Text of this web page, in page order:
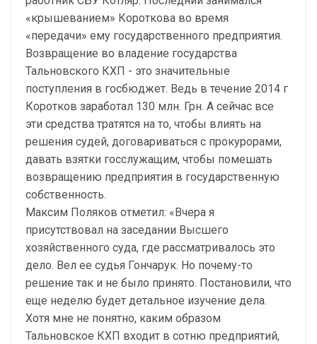
«крышеванием» Короткова во время
«передачи» ему государственного предприятия.
Возвращение во владение государства
Тальновского КХП - это значительные
поступления в госбюджет. Ведь в течение 2014 г
Коротков заработал 130 млн. Грн. А сейчас все
эти средства тратятся на то, чтобы влиять на
решения судей, договариваться с прокурорами,
давать взятки госслужащим, чтобы помешать
возвращению предприятия в государственную
собственность.
Максим Поляков отметил: «Вчера я
присутствовал на заседании Высшего
хозяйственного суда, где рассматривалось это
дело. Вел ее судья Гончарук. Но почему-то
решение так и не было принято. Постановили, что
еще неделю будет детальное изучение дела.
Хотя мне не понятно, каким образом
Тальновское КХП входит в сотню предприятий,